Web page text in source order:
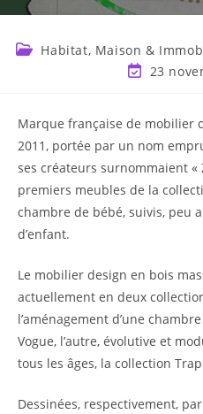
Habitat, Maison &
23
Marque française de mobilier
2011, portée par un nom
ses créateurs surnommaient «
premiers meubles de la
chambre de bébé, suivis, peu
d’enfant.
Le mobilier design en bois
actuellement en deux
l’aménagement d’une
Vogue, l’autre, évolutive et
tous les âges, la collection
Dessinées, respectivement,